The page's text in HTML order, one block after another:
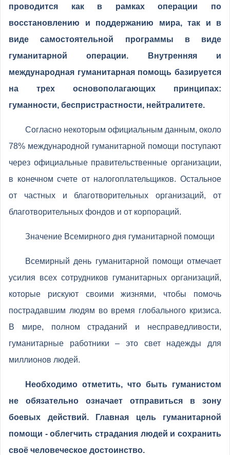
проводится как в рамках операции по
восстановлению и поддержанию мира, так и в
виде самостоятельной программы в виде
гуманитарной операции. Внутренняя и
международная гуманитарная помощь базируется
на трех основополагающих принципах:
гуманности, беспристрастности, нейтралитете.
Согласно некоторым официальным данным, около
78% международной гуманитарной помощи поступают
через официальные правительственные организации,
в конечном счете от налогоплательщиков. Остальное
от частных и благотворительных организаций, от
благотворительных фондов и от корпораций.
Значение Всемирного дня гуманитарной помощи
Всемирный день гуманитарной помощи отмечает
усилия всех сотрудников гуманитарных организаций,
которые рискуют своими жизнями, чтобы помочь
пострадавшим людям во время глобального кризиса.
В мире, полном страданий и несправедливости,
гуманитарные работники – это свет надежды для
миллионов людей.
Необходимо отметить, что быть гуманистом
не обязательно означает отправиться в зону
боевых действий. Главная цель гуманитарной
помощи - облегчить страдания людей и сохранить
своё человеческое достоинство.